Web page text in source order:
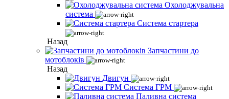
Охолоджувальна
система
Система стартера
Назад
Запчастини до
мотоблоків
Назад
Двигун
Система ГРМ
Паливна система